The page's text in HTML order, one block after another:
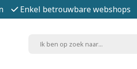
Enkel betrouwbare webshops